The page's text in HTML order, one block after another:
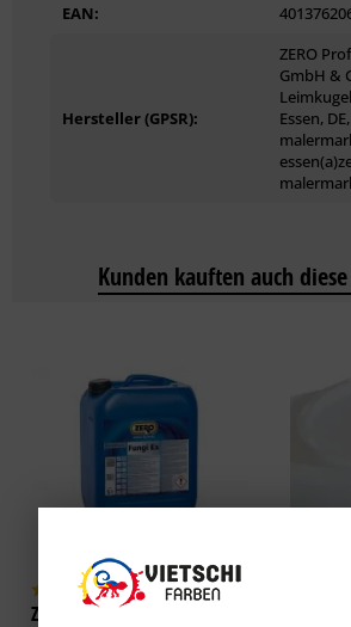
EAN:
Hersteller (GPSR):
ZERO
GmbH &
Essen,
Kunden kauften auch
Zero Fungi Ex –